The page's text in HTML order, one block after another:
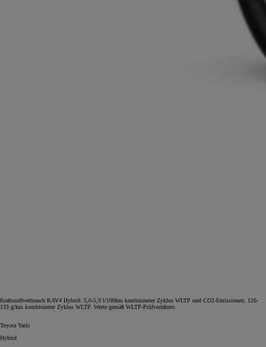
Kraftstoffverbrauch RAV4 Hybrid: 5,6-5,9 l/100km kombinierter Zyklus WLTP und CO2-Emissionen: 126-
133 g/km kombinierter Zyklus WLTP. Werte gemäß WLTP-Prüfverfahren.
Toyota Yaris
Hybrid